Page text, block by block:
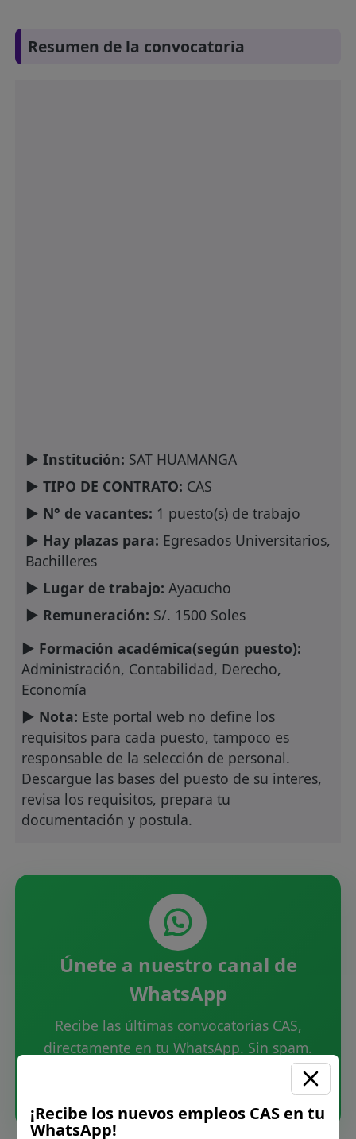
Resumen de la convocatoria
► Institución: SAT HUAMANGA
► TIPO DE CONTRATO: CAS
► N° de vacantes: 1 puesto(s) de trabajo
► Hay plazas para: Egresados Universitarios,
Bachilleres
► Lugar de trabajo: Ayacucho
► Remuneración: S/. 1500 Soles
► Formación académica(según puesto):
Administración, Contabilidad, Derecho,
Economía
► Nota: Este portal web no define los
requisitos para cada puesto, tampoco es
responsable de la selección de personal.
Descargue las bases del puesto de su interes,
revisa los requisitos, prepara tu
documentación y postula.
Únete a nuestro canal de
WhatsApp
Recibe las últimas convocatorias CAS,
directamente en tu WhatsApp. Sin spam.
¡Recibe los nuevos empleos CAS en tu
WhatsApp!